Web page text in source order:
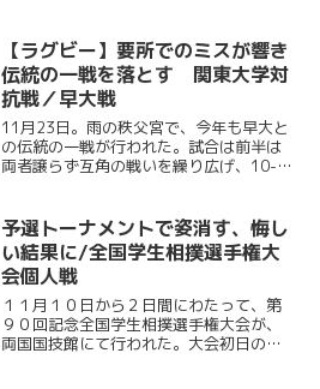
～9日・宇都宮）前の最後の大会となっ
た。両者とも1ヶ月前に...
【ラグビー】要所でのミスが響き
伝統の一戦を落とす 関東大学対
抗戦／早大戦
11月23日。雨の秩父宮で、今年も早大と
の伝統の一戦が行われた。試合は前半は
両者譲らず互角の戦いを繰り広げ、10-
ことで、何度か巡ってきたチャンスをも
のにできない。結...
予選トーナメントで姿消す、悔し
い結果に/全国学生相撲選手権大
会個人戦
１１月１０日から２日間にわたって、第
９０回記念全国学生相撲選手権大会が、
両国国技館にて行われた。大会初日の個